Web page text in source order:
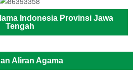
Indonesia Provinsi Jawa
Tengah
Aliran Agama